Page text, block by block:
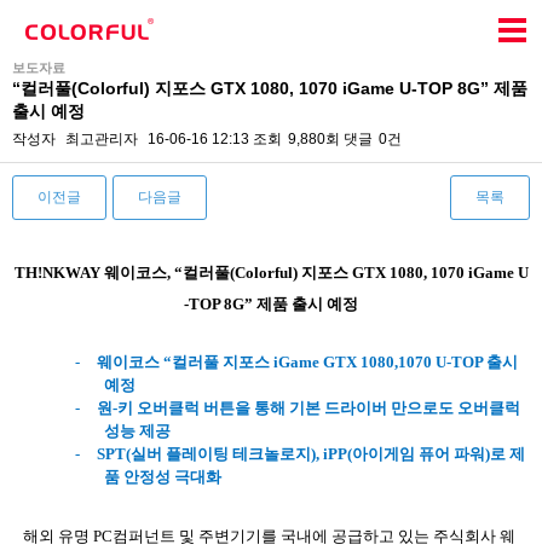
보도자료
“컬러풀(Colorful) 지포스 GTX 1080, 1070 iGame U-TOP 8G” 제품
출시 예정
작성자 최고관리자 16-06-16 12:13 조회 9,880회 댓글 0건
이전글 다음글 목록
TH!NKWAY 웨이코스, “컬러풀(Colorful) 지포스GTX 1080, 1070 iGame U
-TOP 8G” 제품 출시 예정
- 웨이코스 “컬러풀 지포스iGame GTX 1080,1070 U-TOP 출시
예정
-
원-키 오버클럭 버튼을 통해 기본 드라이버 만으로도 오버클럭
성능 제공
-
SPT(실버 플레이팅 테크놀로지 ), iPP(아이게임 퓨어 파워 )로 제
품 안정성 극대화
해외 유명PC컴퍼넌트 및 주변기기를 국내에 공급하고 있는 주식회사 웨